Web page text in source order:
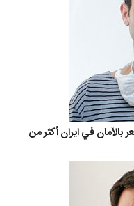
في ايران أكثر من